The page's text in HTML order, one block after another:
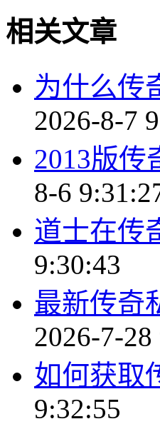
相关文章
为什么传
2026-8-7
2013版传
8-6
道士在传
9:30:43
最新传奇
2026-7-28
如何获取
9:32:55